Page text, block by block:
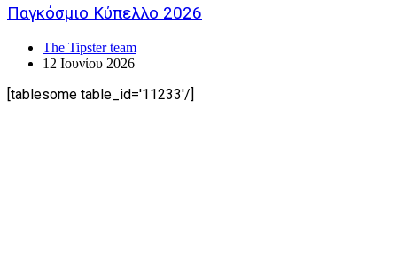
Παγκόσμιο Κύπελλο 2026
The Tipster team
12 Ιουνίου 2026
[tablesome table_id='11233'/]